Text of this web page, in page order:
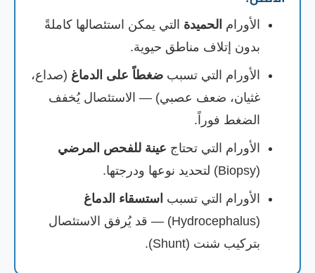
الأورام الحميدة التي يمكن استئصالها كاملةً
بدون إتلاف مناطق حيوية.
الأورام التي تسبب ضغطاً على الدماغ (صداع،
غثيان، ضعف عصبي) — الاستئصال يُخفف
الضغط فوراً.
الأورام التي تحتاج عينة للفحص المرضي
(Biopsy) لتحديد نوعها ودرجتها.
الأورام التي تسبب استسقاء الدماغ
(Hydrocephalus) — قد يُرفق الاستئصال
بتركيب شنت (Shunt).